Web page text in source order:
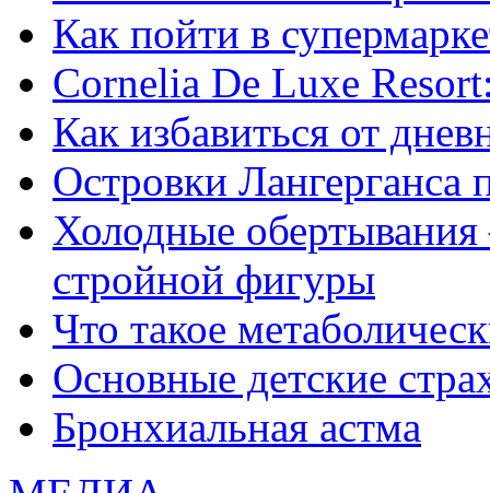
Как пойти в
Сornelia De Luxe
Как избавиться от
Островки
Холодные обертывания
стройной фигуры
Что такое
Основные детские
Бронхиальная астма